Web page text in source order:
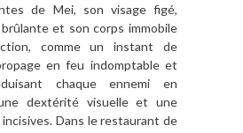
de Mei, son visage figé,
et son corps immobile
comme un instant de
en feu indomptable et
chaque ennemi en
dextérité visuelle et une
Dans le restaurant de